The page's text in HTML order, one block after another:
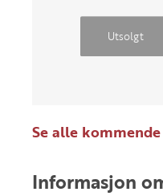
Utsolgt
Se alle
Informasjon